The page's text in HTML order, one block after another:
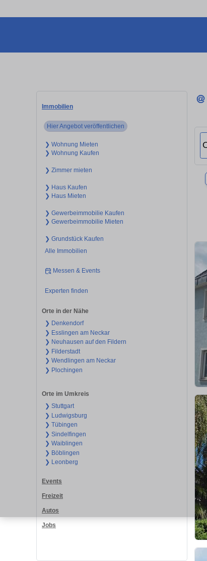
Immobilien
Hier Angebot veröffentlichen
❯ Wohnung Mieten
❯ Wohnung Kaufen
❯ Zimmer mieten
❯ Haus Kaufen
❯ Haus Mieten
❯ Gewerbeimmobilie Kaufen
❯ Gewerbeimmobilie Mieten
❯ Grundstück Kaufen
Alle Immobilien
Messen & Events
Experten finden
Orte in der Nähe
❯ Denkendorf
❯ Esslingen am Neckar
❯ Neuhausen auf den Fildern
❯ Filderstadt
❯ Wendlingen am Neckar
❯ Plochingen
Orte im Umkreis
❯ Stuttgart
❯ Ludwigsburg
❯ Tübingen
❯ Sindelfingen
❯ Waiblingen
❯ Böblingen
❯ Leonberg
Events
Freizeit
Autos
Jobs